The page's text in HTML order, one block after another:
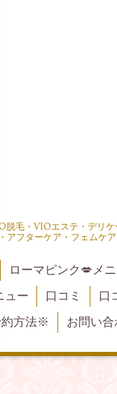
脱毛・VIOエステ・デリ
アフターケア・フェムケ
ローマピンク💋メ
ュー
口コミ 口
方法※
お問い